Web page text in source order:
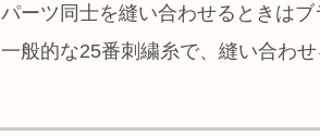
パーツ同士を縫い合わせるときは
一般的な25番刺繍糸で、縫い合わ